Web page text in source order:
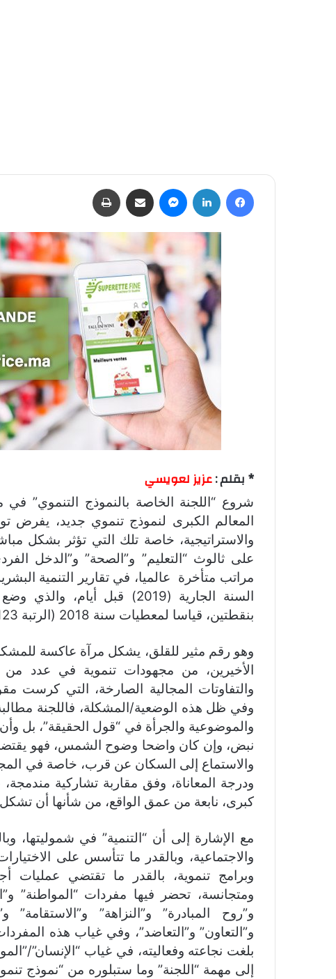
فيسبوك لينكدإن ماسنجر مشاركة عبر البريد
* بقلم :عزيز لعويسي
شروع “اللجنة الخاصة بالنموذج التنموي” في
المعالم الكبرى لنموذج تنموي جديد، يفرض
والاستراتيجية، خاصة تلك التي تؤثر بشكل
على ثالوث “التعليم” و”الصحة” و”الدخل
مراتب متأخرة عالميا، في تقارير التنمية
بنقطتين، قياسا لمعطيات سنة 2018 (الرتبة 123).
وهو رقم مثير للقلق، يشكل مرآة عاكسة
الأخيرين، من مجهودات تنموية في عدد من
والتفاوتات المجالية الصارخة، التي كرست
وفي ظل هذه الوضعية/المشكلة، فاللجنة
والموضوعية والجرأة في “قول الحقيقة”، بل
نبض، وإن كان واضحا وضوح الشمس، فهو يقتضي
والاستماع إلى السكان عن قرب، خاصة في
ودرجة المعاناة، وفق مقاربة تشاركية
كبرى، نابعة من عمق الواقع، من شأنها أن
مع الإشارة إلى أن “التنمية” في شموليتها،
والاجتماعية، وبالقدر ما تتأسس على
وبرامج تنموية، بالقدر ما تقتضي عمليات
ومتجانسة، تحضر فيها مفردات “المواطنة”
و”روح المبادرة” و”النزاهة” و”الاستقامة”
و”التعاون” و”التعاضد”، وفي غياب هذه
بلغت نجاعته وفعاليته، في غياب “الإنسان”/
إلى مهمة “اللجنة” وما ستبلوره من “نموذج